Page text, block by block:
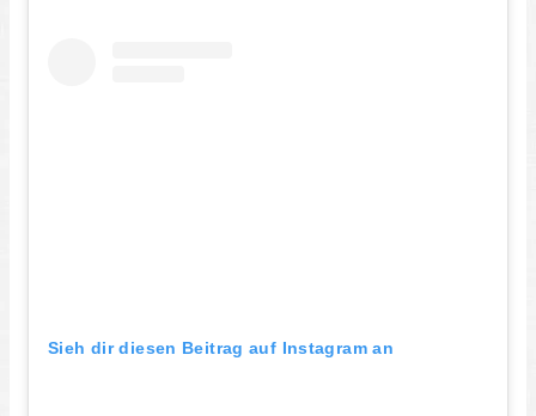
Sieh dir diesen Beitrag auf Instagram an